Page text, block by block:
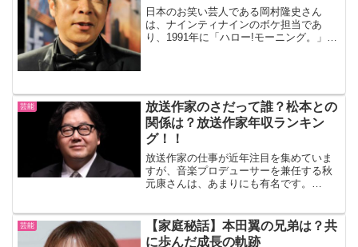
日本のお笑い芸人である岡村隆史さん
は、ナインティナインのボケ担当であ
り、1991年に「ハロー!モーニング。」の
芸能
放送作家のさだって誰？松本との
関係は？放送作家年収ランキン
グ！！
放送作家の仕事が近年注目を集めていま
すが、音楽プロデューサーを兼任する秋
元康さんは、あまりにも有名です。
る人もいますが、以前から似たような傾
向にありました。画像出典...
芸能
【家庭秘話】本田翼の兄弟は？共
に歩んだ成長の軌跡